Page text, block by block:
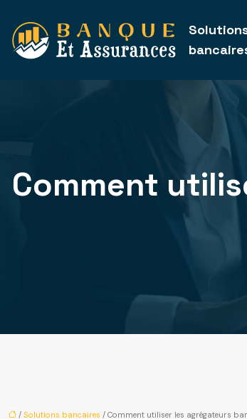
Comment
/ Solutions bancaires / Comment utiliser les agrégateurs